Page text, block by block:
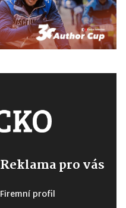
Reklama pro vás
Firemní profil